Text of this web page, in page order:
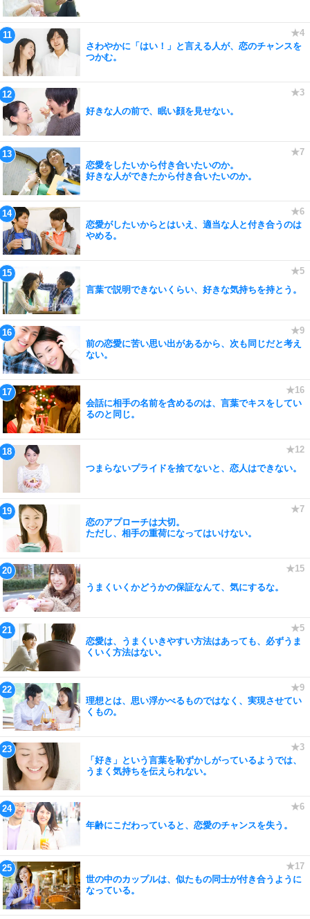
さわやかに「はい！」と言える人が、恋のチャンスを
つかむ。
好きな人の前で、眠い顔を見せない。
恋愛をしたいから付き合いたいのか。
好きな人ができたから付き合いたいのか。
恋愛がしたいからとはいえ、適当な人と付き合うのは
やめる。
言葉で説明できないくらい、好きな気持ちを持とう。
前の恋愛に苦い思い出があるから、次も同じだと考え
ない。
会話に相手の名前を含めるのは、言葉でキスをしてい
るのと同じ。
つまらないプライドを捨てないと、恋人はできない。
恋のアプローチは大切。
ただし、相手の重荷になってはいけない。
うまくいくかどうかの保証なんて、気にするな。
恋愛は、うまくいきやすい方法はあっても、必ずうま
くいく方法はない。
理想とは、思い浮かべるものではなく、実現させてい
くもの。
「好き」という言葉を恥ずかしがっているようでは、
うまく気持ちを伝えられない。
年齢にこだわっていると、恋愛のチャンスを失う。
世の中のカップルは、似たもの同士が付き合うように
なっている。